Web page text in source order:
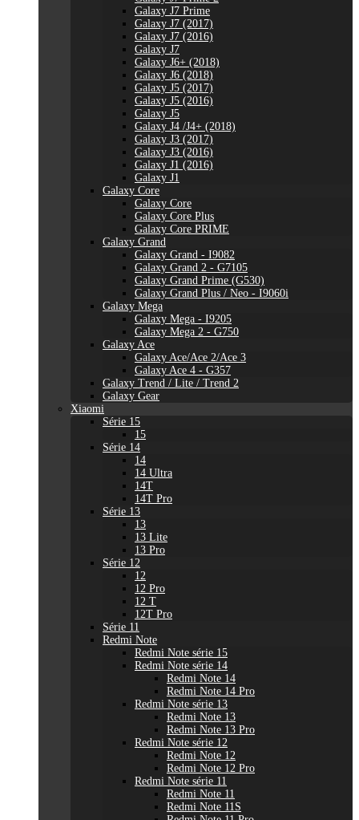
Galaxy J7 Prime
Galaxy J7 (2017)
Galaxy J7 (2016)
Galaxy J7
Galaxy J6+ (2018)
Galaxy J6 (2018)
Galaxy J5 (2017)
Galaxy J5 (2016)
Galaxy J5
Galaxy J4 /J4+ (2018)
Galaxy J3 (2017)
Galaxy J3 (2016)
Galaxy J1 (2016)
Galaxy J1
Galaxy Core
Galaxy Core
Galaxy Core Plus
Galaxy Core PRIME
Galaxy Grand
Galaxy Grand - I9082
Galaxy Grand 2 - G7105
Galaxy Grand Prime (G530)
Galaxy Grand Plus / Neo - I9060i
Galaxy Mega
Galaxy Mega - I9205
Galaxy Mega 2 - G750
Galaxy Ace
Galaxy Ace/Ace 2/Ace 3
Galaxy Ace 4 - G357
Galaxy Trend / Lite / Trend 2
Galaxy Gear
Xiaomi
Série 15
15
Série 14
14
14 Ultra
14T
14T Pro
Série 13
13
13 Lite
13 Pro
Série 12
12
12 Pro
12 T
12T Pro
Série 11
Redmi Note
Redmi Note série 15
Redmi Note série 14
Redmi Note 14
Redmi Note 14 Pro
Redmi Note série 13
Redmi Note 13
Redmi Note 13 Pro
Redmi Note série 12
Redmi Note 12
Redmi Note 12 Pro
Redmi Note série 11
Redmi Note 11
Redmi Note 11S